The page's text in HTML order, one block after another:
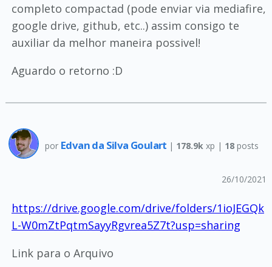
completo compactad (pode enviar via mediafire,
google drive, github, etc..) assim consigo te
auxiliar da melhor maneira possivel!
Aguardo o retorno :D
por Edvan da Silva Goulart | 178.9k xp | 18 posts
26/10/2021
https://drive.google.com/drive/folders/1ioJEGQk
L-W0mZtPqtmSayyRgvrea5Z7t?usp=sharing
Link para o Arquivo